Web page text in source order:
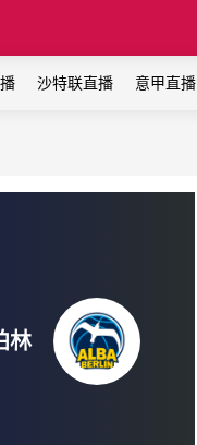
沙特联直播 意甲直播
林